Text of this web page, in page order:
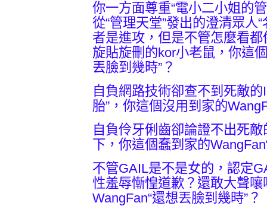
你一方面尊重“電小二小姐的
從“管理天堂”發出的澄清眾人
者是進攻，但是不管怎麼看
旋貼旋刪的kor小老鼠，你這
丟臉到幾時”？
自負網路技術卻查不到死敵的
胎”，你這個沒用到家的
自負伶牙俐齒卻論證不出死
下，你這個蠢到家的
不管GAIL是不是女的，認定
性羞辱慚惶道歉？還敢大聲
WangFan“還想丟臉到幾時”？